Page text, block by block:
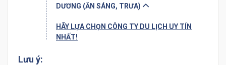
DƯƠNG (ĂN SÁNG, TRƯA)
HÃY LỰA CHỌN CÔNG TY DU LỊCH UY TÍN
NHẤT!
Lưu ý: